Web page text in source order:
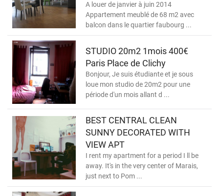
A louer de janvier à juin 2014
Appartement meublé de 68 m2 avec
balcon dans le quartier faubourg ...
STUDIO 20m2 1mois 400€
Paris Place de Clichy
Bonjour, Je suis étudiante et je sous
loue mon studio de 20m2 pour une
période d'un mois allant d ...
BEST CENTRAL CLEAN
SUNNY DECORATED WITH
VIEW APT
I rent my apartment for a period I ll be
away. It's in the very center of Marais,
just next to Pom ...